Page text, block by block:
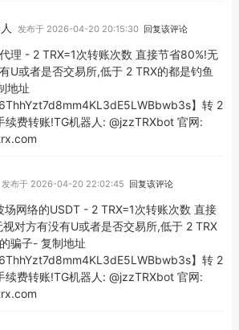
发布于 2026-04-20 20:15:30 回复该评论
理 - 2 TRX=1次转账次数 直接节省80%!无
U或者是否交易所,低于 2 TRX的都是钓鱼
地址
】转 2
续费转账!TG机器人: @jzzTRXbot 官网:
发布于 2026-04-20 22:02:45 回复该评论
场网络的USDT - 2 TRX=1次转账次数 直接
对方有没有U或者是否交易所,低于 2 TRX
骗子- 复制地址
】转 2
续费转账!TG机器人: @jzzTRXbot 官网: